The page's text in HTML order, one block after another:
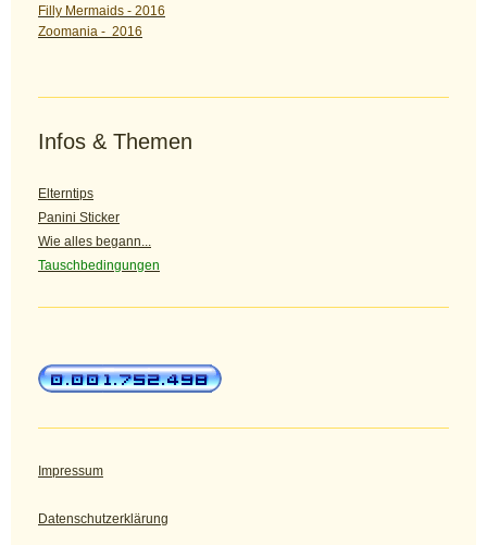
Filly Mermaids - 2016
Zoomania - 2016
Infos & Themen
Elterntips
Panini Sticker
Wie alles begann...
Tauschbedingungen
Impressum
Datenschutzerklärung